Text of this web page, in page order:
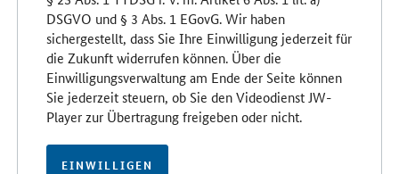
DSGVO und § 3 Abs. 1 EGovG. Wir haben
sichergestellt, dass Sie Ihre Einwilligung jederzeit für
die Zukunft widerrufen können. Über die
Einwilligungsverwaltung am Ende der Seite können
Sie jederzeit steuern, ob Sie den Videodienst JW-
Player zur Übertragung freigeben oder nicht.
EINWILLIGEN